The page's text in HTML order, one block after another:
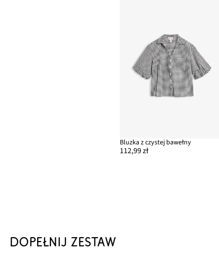
Bluzka z czystej bawełny
112,99 zł
DOPEŁNIJ ZESTAW